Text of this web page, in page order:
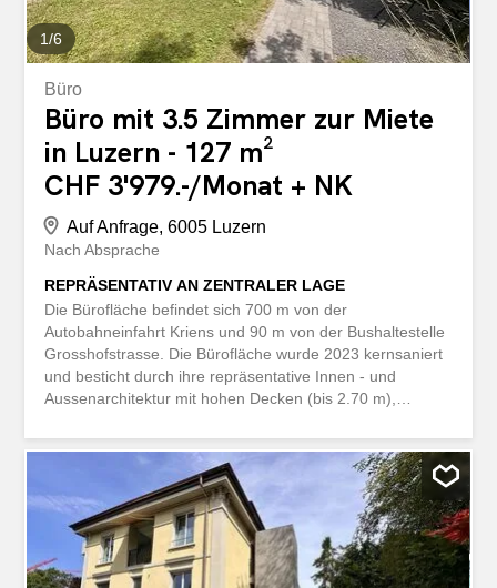
einen Besichtigungstermin. Nettomietzins: 3'600,
Nebenkosten: 350...
1/6
Büro
Büro mit 3.5 Zimmer zur Miete
in Luzern - 127 m²
CHF 3'979.-/Monat + NK
Auf Anfrage, 6005 Luzern
Nach Absprache
REPRÄSENTATIV AN ZENTRALER LAGE
Die Bürofläche befindet sich 700 m von der
Autobahneinfahrt Kriens und 90 m von der Bushaltestelle
Grosshofstrasse. Die Bürofläche wurde 2023 kernsaniert
und besticht durch ihre repräsentative Innen - und
Aussenarchitektur mit hohen Decken (bis 2.70 m),
Deckenlampen, vielen Lan-Anschlüssen, Dusche, eigener
Toilette, sowie einer Küche mit Kühlschrank und
Waschbecken. Es können bis drei Parkplätze für je CHF
90/Mt. dazu gemietet werden. Zwei müssen gemietet
werden. Mindestlaufzeit bis April 2029. Dieses
BETTERHOMES-Angebot zeichnet sich durch folgende
Vorteile aus: - sehr zentral - sehr gute Isolation vor Lärm,